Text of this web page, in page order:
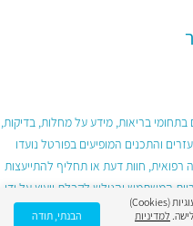
בריאות, מידע על מחלות, בדיקות,
והתכנים המופיעים בפורטל נועדו
חוות דעת או תחליף להתייעצות
המשתמש והגולש לקבלת ייעוץ על ידי
השימוש בפורטל.
האתר משתמש בעוגיות (Cookies)
למדיניות
הבנתי, תודה